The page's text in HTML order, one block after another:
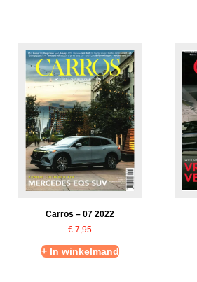
Carros – 07 2022
€ 7,95
+ In winkelmand